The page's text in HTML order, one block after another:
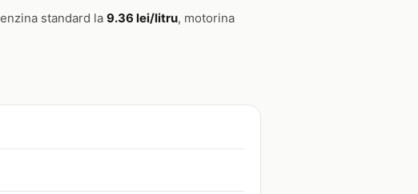
standard la 9.36 lei/litru, motorina